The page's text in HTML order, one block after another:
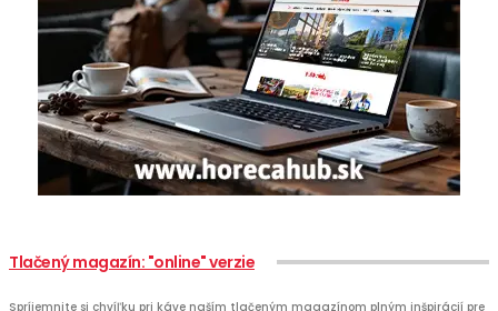
Tlačený magazín: "online" verzie
Spríjemnite si chvíľku pri káve naším tlačeným magazínom plným inšpirácií pre